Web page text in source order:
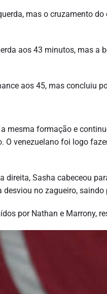
mas o cruzamento
aos 43 minutos, mas a
aos 45, mas concluiu
mesma formação e
O venezuelano foi logo
Sasha cabeceou
no zagueiro,
por Nathan e Marrony,